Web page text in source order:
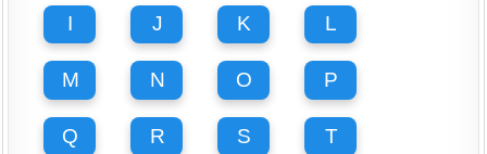
I J K L
M N O P
Q R S T